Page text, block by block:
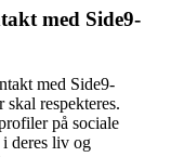
med Side9-
med Side9-
respekteres.
på sociale
deres liv og